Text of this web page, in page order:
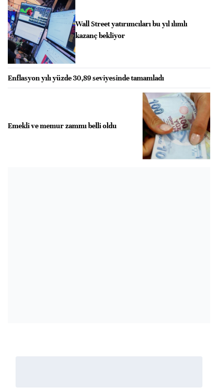
Wall Street yatırımcıları bu yıl ılımlı
kazanç bekliyor
Enflasyon yılı yüzde 30,89 seviyesinde tamamladı
Emekli ve memur zammı belli oldu